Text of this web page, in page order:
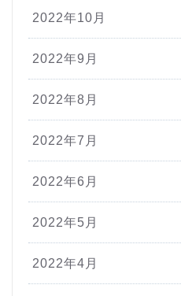
2022年10月
2022年9月
2022年8月
2022年7月
2022年6月
2022年5月
2022年4月